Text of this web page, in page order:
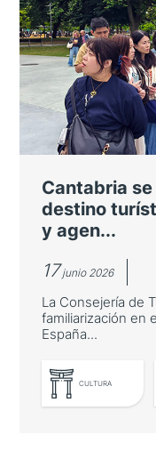
El
nuevo
la
Pablo Alomar
Buena
difusión del
Cantabria
destino
y agen...
17 junio 2026
La Consejería de
familiarización en
España...
CULTURA